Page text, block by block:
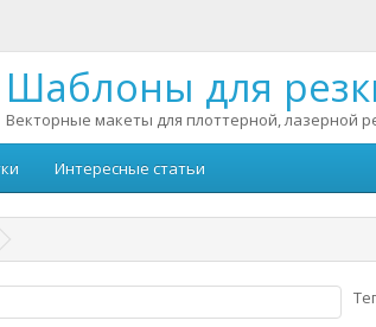
Шаблоны для
Векторные макеты для плоттерной, лазерной
Интересные статьи